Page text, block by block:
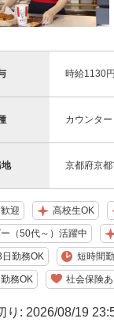
時給1130
カウンタ
京都府京
迎 高校生OK
（50代～）活躍中
勤務OK 短時間
務OK 社会保険あ
り: 2026/08/19